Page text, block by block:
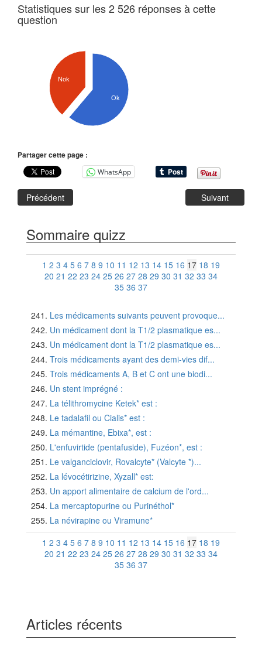
Statistiques sur les 2 526 réponses à cette
question
Nok
Ok
Partager cette page :
WhatsApp
Précédent Suivant
Sommaire quizz
1 2 3 4 5 6 7 8 9 10 11 12 13 14 15 16 17 18 19
20 21 22 23 24 25 26 27 28 29 30 31 32 33 34
35 36 37
Les médicaments suivants peuvent provoque...
Un médicament dont la T1/2 plasmatique es...
Un médicament dont la T1/2 plasmatique es...
Trois médicaments ayant des demi-vies dif...
Trois médicaments A, B et C ont une biodi...
Un stent imprégné :
La télithromycine Ketek* est :
Le tadalafil ou Cialis* est :
La mémantine, Ebixa*, est :
L'enfuvirtide (pentafuside), Fuzéon*, est :
Le valganciclovir, Rovalcyte* (Valcyte *)...
La lévocétirizine, Xyzall* est:
Un apport alimentaire de calcium de l'ord...
La mercaptopurine ou Purinéthol*
La névirapine ou Viramune*
1 2 3 4 5 6 7 8 9 10 11 12 13 14 15 16 17 18 19
20 21 22 23 24 25 26 27 28 29 30 31 32 33 34
35 36 37
Articles récents